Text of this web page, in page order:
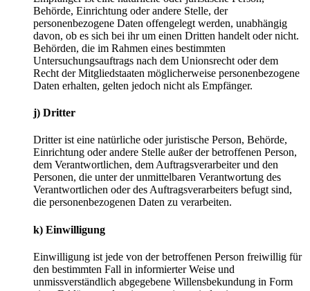
Behörde, Einrichtung oder andere Stelle, der
personenbezogene Daten offengelegt werden, unabhängig
davon, ob es sich bei ihr um einen Dritten handelt oder nicht.
Behörden, die im Rahmen eines bestimmten
Untersuchungsauftrags nach dem Unionsrecht oder dem
Recht der Mitgliedstaaten möglicherweise personenbezogene
Daten erhalten, gelten jedoch nicht als Empfänger.
j) Dritter
Dritter ist eine natürliche oder juristische Person, Behörde,
Einrichtung oder andere Stelle außer der betroffenen Person,
dem Verantwortlichen, dem Auftragsverarbeiter und den
Personen, die unter der unmittelbaren Verantwortung des
Verantwortlichen oder des Auftragsverarbeiters befugt sind,
die personenbezogenen Daten zu verarbeiten.
k) Einwilligung
Einwilligung ist jede von der betroffenen Person freiwillig für
den bestimmten Fall in informierter Weise und
unmissverständlich abgegebene Willensbekundung in Form